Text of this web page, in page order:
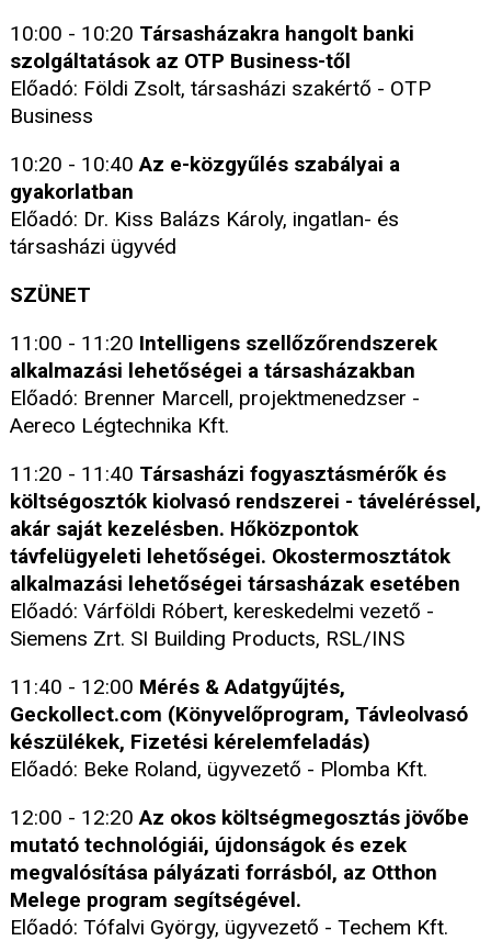
10:00 - 10:20 Társasházakra hangolt banki
szolgáltatások az OTP Business-től
Előadó: Földi Zsolt, társasházi szakértő - OTP
Business
10:20 - 10:40Az e-közgyűlés szabályai a
gyakorlatban
Előadó: Dr. Kiss Balázs Károly, ingatlan- és
társasházi ügyvéd
SZÜNET
11:00 - 11:20 Intelligens szellőzőrendszerek
alkalmazási lehetőségei a társasházakban
Előadó: Brenner Marcell, projektmenedzser -
Aereco Légtechnika Kft.
11:20 - 11:40 Társasházi fogyasztásmérők és
költségosztók kiolvasó rendszerei - táveléréssel,
akár saját kezelésben. Hőközpontok
távfelügyeleti lehetőségei. Okostermosztátok
alkalmazási lehetőségei társasházak esetében
Előadó: Várföldi Róbert, kereskedelmi vezető -
Siemens Zrt. SI Building Products, RSL/INS
11:40 - 12:00 Mérés & Adatgyűjtés,
Geckollect.com (Könyvelőprogram, Távleolvasó
készülékek, Fizetési kérelemfeladás)
Előadó: Beke Roland, ügyvezető - Plomba Kft.
12:00 - 12:20Az okos költségmegosztás jövőbe
mutató technológiái, újdonságok és ezek
megvalósítása pályázati forrásból, az Otthon
Melege program segítségével.
Előadó: Tófalvi György, ügyvezető - Techem Kft.